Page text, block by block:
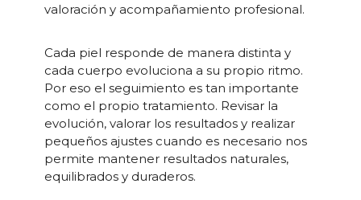
valoración y acompañamiento profesional.
Cada piel responde de manera distinta y
cada cuerpo evoluciona a su propio ritmo.
Por eso el seguimiento es tan importante
como el propio tratamiento. Revisar la
evolución, valorar los resultados y realizar
pequeños ajustes cuando es necesario nos
permite mantener resultados naturales,
equilibrados y duraderos.